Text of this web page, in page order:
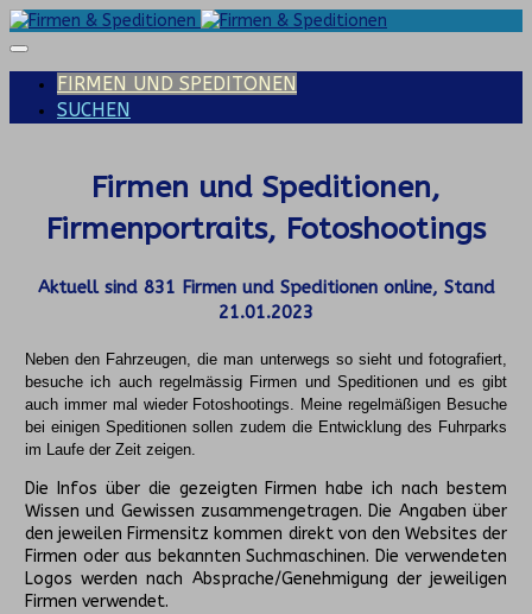
FIRMEN UND SPEDITONEN
SUCHEN
Firmen und Speditionen,
Firmenportraits, Fotoshootings
Aktuell sind 831 Firmen und Speditionen online, Stand
21.01.2023
Neben den Fahrzeugen, die man unterwegs so sieht und fotografiert,
besuche ich auch regelmässig Firmen und Speditionen und es gibt
auch immer mal wieder Fotoshootings. Meine regelmäßigen Besuche
bei einigen Speditionen sollen zudem die Entwicklung des Fuhrparks
im Laufe der Zeit zeigen.
Die Infos über die gezeigten Firmen habe ich nach bestem
Wissen und Gewissen zusammengetragen. Die Angaben über
den jeweilen Firmensitz kommen direkt von den Websites der
Firmen oder aus bekannten Suchmaschinen. Die verwendeten
Logos werden nach Absprache/Genehmigung der jeweiligen
Firmen verwendet.